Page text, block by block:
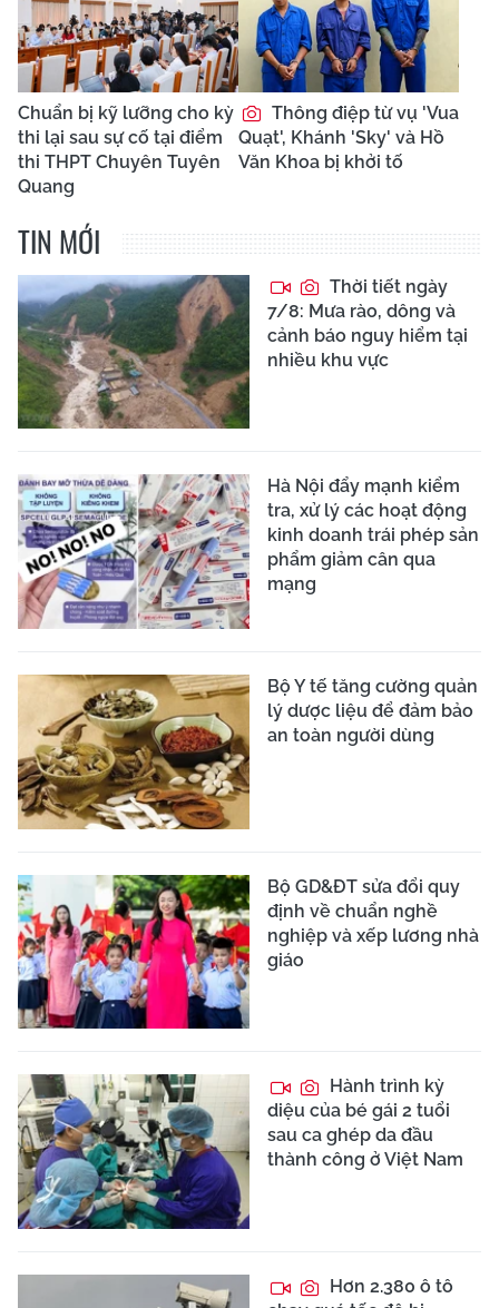
Chuẩn bị kỹ lưỡng cho kỳ
thi lại sau sự cố tại điểm
thi THPT Chuyên Tuyên
Quang
Thông điệp từ vụ 'Vua
Quạt', Khánh 'Sky' và Hồ
Văn Khoa bị khởi tố
TIN MỚI
Thời tiết ngày
7/8: Mưa rào, dông và
cảnh báo nguy hiểm tại
nhiều khu vực
Hà Nội đẩy mạnh kiểm
tra, xử lý các hoạt động
kinh doanh trái phép sản
phẩm giảm cân qua
mạng
Bộ Y tế tăng cường quản
lý dược liệu để đảm bảo
an toàn người dùng
Bộ GD&ĐT sửa đổi quy
định về chuẩn nghề
nghiệp và xếp lương nhà
giáo
Hành trình kỳ
diệu của bé gái 2 tuổi
sau ca ghép da đầu
thành công ở Việt Nam
Hơn 2.380 ô tô